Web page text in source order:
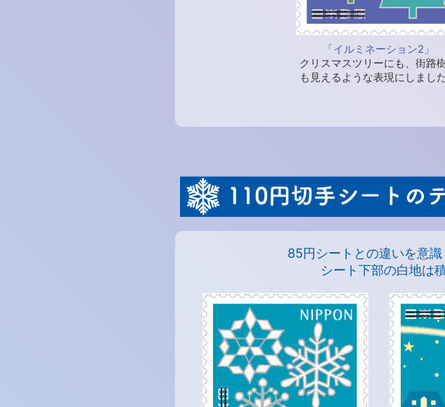
「イルミネーション2」
クリスマスツリーにも、街路
も見えるような表現にしました
85円シートとの違いを意識
シート下部の白地は